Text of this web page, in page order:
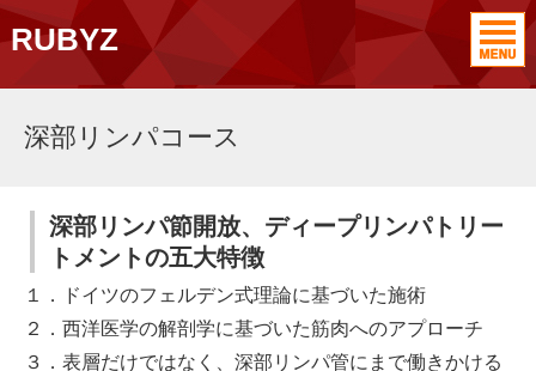
RUBYZ
深部リンパコース
深部リンパ節開放、ディープリンパトリー
トメントの五大特徴
１．ドイツのフェルデン式理論に基づいた施術
２．西洋医学の解剖学に基づいた筋肉へのアプローチ
３．表層だけではなく、深部リンパ管にまで働きかける